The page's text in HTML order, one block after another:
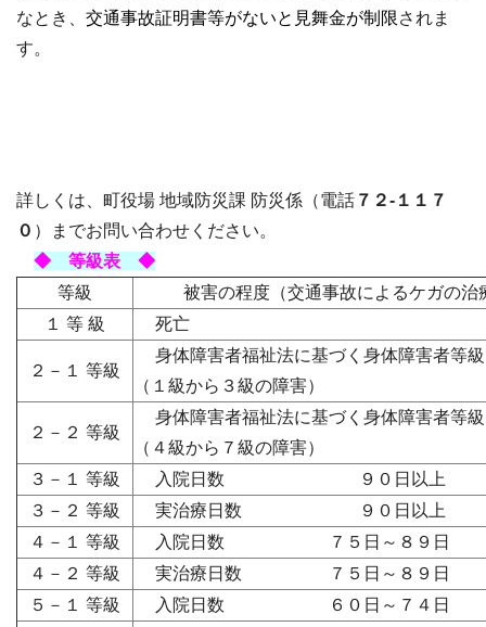
なとき、 交通事故証明書等がないと見舞金が制限されま
す。
詳しくは、町役場 地域防災課 防災係（電話 ７２-１１７
０ ）までお問い合わせください。
◆ 等級表 ◆
等級
被害の程度（交通事故によるケガの治
１ 等 級
死亡
２－１ 等級
身体障害者福祉法に基づく身体障害者等
（１級から３級の障害）
２－２ 等級
身体障害者福祉法に基づく身体障害者等級
（４級から７級の障害）
３－１ 等級
入院日数 ９０日以上
３－２ 等級
実治療日数 ９０日以上
４－１ 等級
入院日数 ７５日～８９日
４－２ 等級
実治療日数 ７５日～８９日
５－１ 等級
入院日数 ６０日～７４日